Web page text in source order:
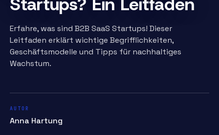
Erfahre, was sind B2B SaaS Startups! Dieser
Leitfaden erklärt wichtige Begrifflichkeiten,
Geschäftsmodelle und Tipps für nachhaltiges
Wachstum.
AUTOR
Anna Hartung